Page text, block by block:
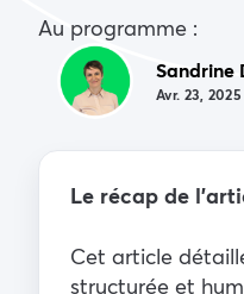
Au programme :
Sandrine
Avr. 23, 2025
Le récap de
Cet article
structurée et